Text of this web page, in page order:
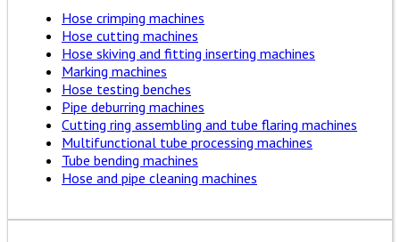
Hose crimping machines
Hose cutting machines
Hose skiving and fitting inserting machines
Marking machines
Hose testing benches
Pipe deburring machines
Cutting ring assembling and tube flaring machines
Multifunctional tube processing machines
Tube bending machines
Hose and pipe cleaning machines